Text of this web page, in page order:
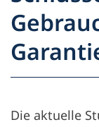
Die aktuelle